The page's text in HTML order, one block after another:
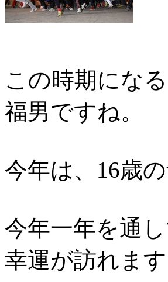
この時期にな
福男ですね。
今年は、16歳
今年一年を通
幸運が訪れま